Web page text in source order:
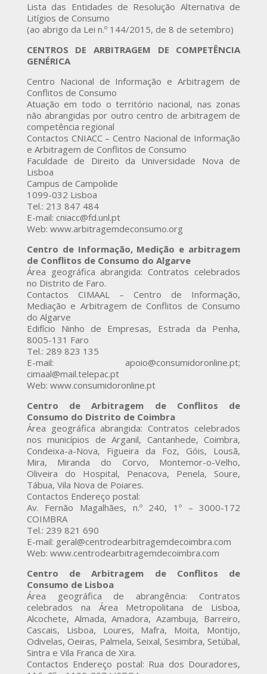
Lista das Entidades de Resolução Alternativa de
Litígios de Consumo
(ao abrigo da Lei n.º 144/2015, de 8 de setembro)
CENTROS DE ARBITRAGEM DE COMPETÊNCIA
GENÉRICA
Centro Nacional de Informação e Arbitragem de
Conflitos de Consumo
Atuação em todo o território nacional, nas zonas
não abrangidas por outro centro de arbitragem de
competência regional
Contactos CNIACC – Centro Nacional de Informação
e Arbitragem de Conflitos de Consumo
Faculdade de Direito da Universidade Nova de
Lisboa
Campus de Campolide
1099-032 Lisboa
Tel.: 213 847 484
E-mail: cniacc@fd.unl.pt
Web: www.arbitragemdeconsumo.org
Centro de Informação, Medição e arbitragem
de Conflitos de Consumo do Algarve
Área geográfica abrangida: Contratos celebrados
no Distrito de Faro.
Contactos CIMAAL – Centro de Informação,
Mediação e Arbitragem de Conflitos de Consumo
do Algarve
Edifício Ninho de Empresas, Estrada da Penha,
8005-131 Faro
Tel.: 289 823 135
E-mail: apoio@consumidoronline.pt;
cimaal@mail.telepac.pt
Web: www.consumidoronline.pt
Centro de Arbitragem de Conflitos de
Consumo do Distrito de Coimbra
Área geográfica abrangida: Contratos celebrados
nos municípios de Arganil, Cantanhede, Coimbra,
Condeixa-a-Nova, Figueira da Foz, Góis, Lousã,
Mira, Miranda do Corvo, Montemor-o-Velho,
Oliveira do Hospital, Penacova, Penela, Soure,
Tábua, Vila Nova de Poiares.
Contactos Endereço postal:
Av. Fernão Magalhães, n.º 240, 1º – 3000-172
COIMBRA
Tel.: 239 821 690
E-mail: geral@centrodearbitragemdecoimbra.com
Web: www.centrodearbitragemdecoimbra.com
Centro de Arbitragem de Conflitos de
Consumo de Lisboa
Área geográfica de abrangência: Contratos
celebrados na Área Metropolitana de Lisboa,
Alcochete, Almada, Amadora, Azambuja, Barreiro,
Cascais, Lisboa, Loures, Mafra, Moita, Montijo,
Odivelas, Oeiras, Palmela, Seixal, Sesimbra, Setúbal,
Sintra e Vila Franca de Xira.
Contactos Endereço postal: Rua dos Douradores,